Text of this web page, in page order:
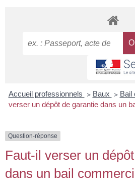
Accueil professionnels > Baux > Bail
verser un dépôt de garantie dans un
Question-réponse
Faut-il verser un
dans un bail